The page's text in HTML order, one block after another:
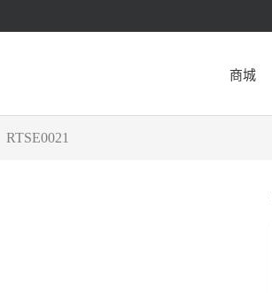
商城